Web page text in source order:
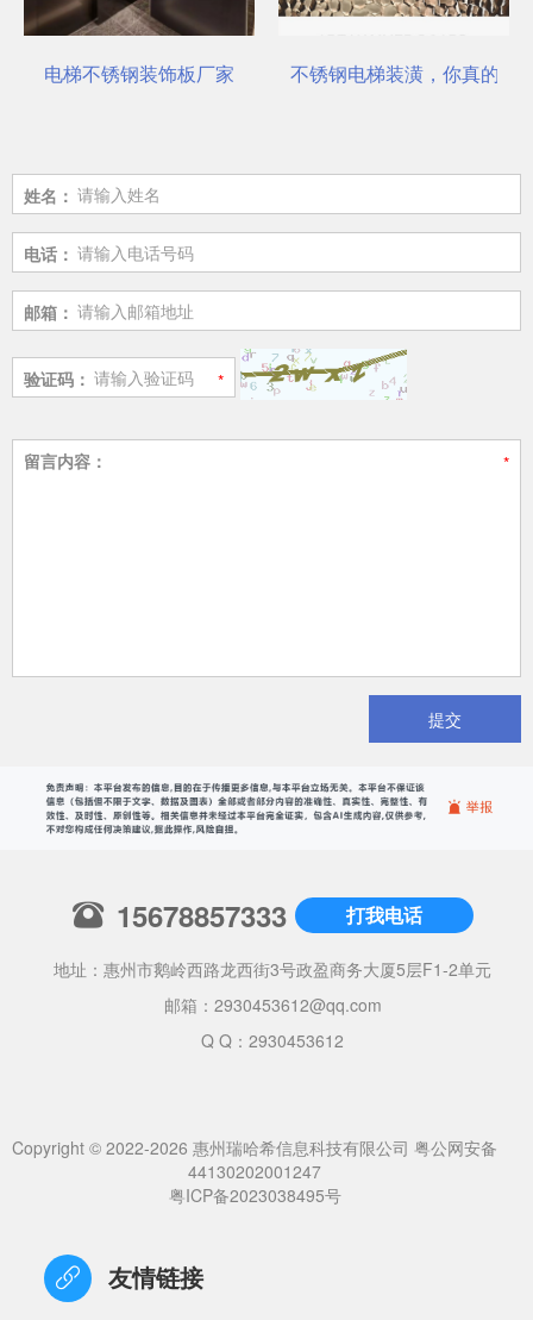
电梯不锈钢装饰板厂家 不锈钢电梯装潢，你真的选
姓名：
电话：
邮箱：
验证码：
留言内容：
提交
15678857333 打我电话
地址：惠州市鹅岭西路龙西街3号政盈商务大厦5层F1-2单元
邮箱： 2930453612@qq.com
Q Q：2930453612
Copyright © 2022-2026 惠州瑞哈希信息科技有限公司 粤公网安备
44130202001247
粤ICP备2023038495号
友情链接